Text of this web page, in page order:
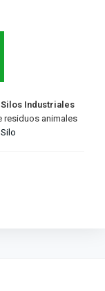
Industriales
residuos animales
Silo